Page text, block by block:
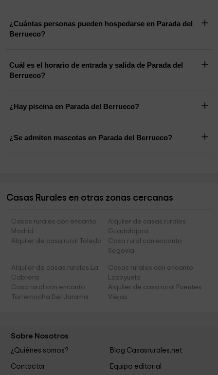
¿Cuántas personas pueden hospedarse en Parada del
Berrueco?
Cuál es el horario de entrada y salida de Parada del
Berrueco?
¿Hay piscina en Parada del Berrueco?
¿Se admiten mascotas en Parada del Berrueco?
Casas Rurales en otras zonas cercanas
Casas rurales con encanto
Madrid
Alquiler de casas rurales
Guadalajara
Alquiler de casa rural Toledo
Casa rural con encanto
Segovia
Alquiler de casas rurales La
Cabrera
Casas rurales con encanto
Lozoyuela
Casa rural con encanto
Torremocha Del Jarama
Alquiler de casa rural Puentes
Viejas
Sobre Nosotros
¿Quiénes somos? Blog Casasrurales.net
Contactar Equipo editorial